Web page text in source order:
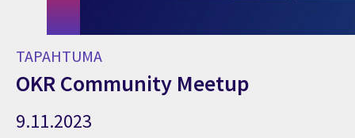
TAPAHTUMA
OKR Community Meetup
9.11.2023